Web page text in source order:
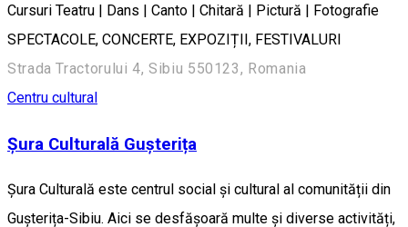
Cursuri Teatru | Dans | Canto | Chitară | Pictură | Fotografie
SPECTACOLE, CONCERTE, EXPOZIȚII, FESTIVALURI
Strada Tractorului 4, Sibiu 550123, Romania
Centru cultural
Șura Culturală Gușterița
Șura Culturală este centrul social și cultural al comunității din
Gușterița-Sibiu. Aici se desfășoară multe și diverse activități,